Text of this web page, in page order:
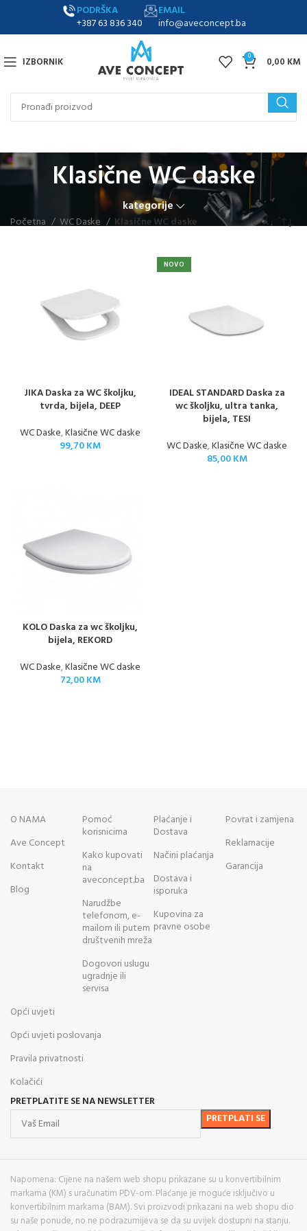
PODRŠKA
+387 63 836 340
EMAIL
info@aveconcept.ba
IZBORNIK 0 0,00 KM
Klasične WC daske
kategorije
Početna WC Daske Klasične WC daske
JIKA Daska za WC školjku,
tvrda, bijela, DEEP
WC Daske,Klasične WC daske
99,70KM
NOVO
IDEAL STANDARD Daska za
wc školjku, ultra tanka,
bijela, TESI
WC Daske,Klasične WC daske
85,00KM
KOLO Daska za wc školjku,
bijela, REKORD
WC Daske,Klasične WC daske
72,00KM
O NAMA
Ave Concept
Kontakt
Blog
Pomoć
korisnicima
Kako kupovati
na
aveconcept.ba
Narudžbe
telefonom, e-
mailom ili putem
društvenih mreža
Dogovori uslugu
ugradnje ili
servisa
Plaćanje i
Dostava
Načini plaćanja
Dostava i
isporuka
Kupovina za
pravne osobe
Povrat i zamjena
Reklamacije
Garancija
Opći uvjeti
Opći uvjeti poslovanja
Pravila privatnosti
Kolačići
PRETPLATITE SE NA NEWSLETTER
Napomena: Cijene na našem web shopu prikazane su u konvertibilnim
markama (KM) s uračunatim PDV-om. Plaćanje je moguće isključivo u
konvertibilnim markama (BAM). Svi proizvodi prikazani na web shopu dio
su naše ponude, no ne podrazumijeva se da su uvijek dostupni na stanju.